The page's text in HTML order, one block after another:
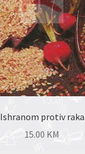
Ishranom protiv raka
15.00 KM